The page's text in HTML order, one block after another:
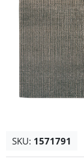
SKU: 1571791